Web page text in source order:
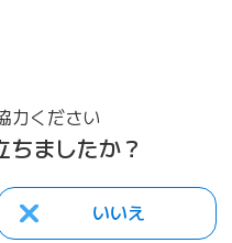
力ください
ましたか？
いいえ